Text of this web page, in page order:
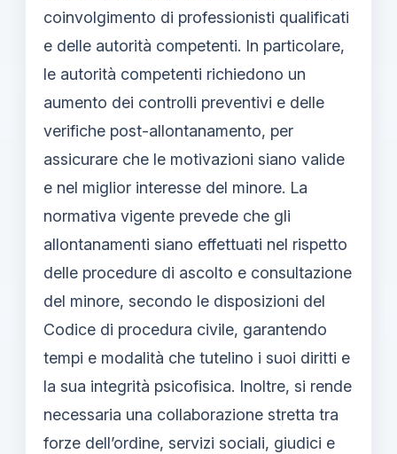
coinvolgimento di professionisti qualificati
e delle autorità competenti. In particolare,
le autorità competenti richiedono un
aumento dei controlli preventivi e delle
verifiche post-allontanamento, per
assicurare che le motivazioni siano valide
e nel miglior interesse del minore. La
normativa vigente prevede che gli
allontanamenti siano effettuati nel rispetto
delle procedure di ascolto e consultazione
del minore, secondo le disposizioni del
Codice di procedura civile, garantendo
tempi e modalità che tutelino i suoi diritti e
la sua integrità psicofisica. Inoltre, si rende
necessaria una collaborazione stretta tra
forze dell’ordine, servizi sociali, giudici e